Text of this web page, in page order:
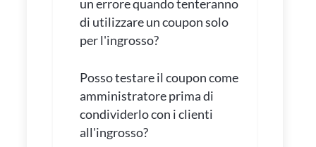
un errore quando tenteranno
di utilizzare un coupon solo
per l'ingrosso?
Posso testare il coupon come
amministratore prima di
condividerlo con i clienti
all'ingrosso?